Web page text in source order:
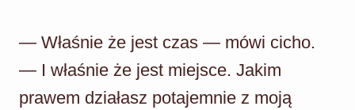
— Właśnie że jest czas — mówi cicho.
— I właśnie że jest miejsce. Jakim
prawem działasz potajemnie z moją